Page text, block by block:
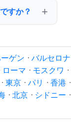
すか？
ゲン · バルセロナ
ローマ · モスクワ ·
· 東京 · パリ · 香港 ·
· 北京 · シドニー ·